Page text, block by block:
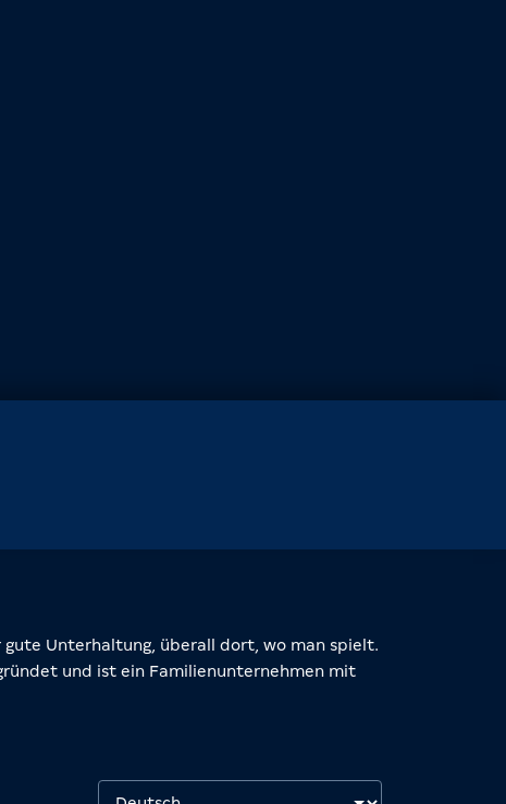
gute Unterhaltung, überall dort, wo man spielt.
und ist ein Familienunternehmen mit